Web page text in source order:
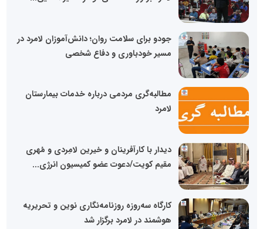
جودو برای سلامت روان؛ دانش‌آموزان لامرد در
مسیر خودباوری و دفاع شخصی
مطالبه‌گری مردمی درباره خدمات بیمارستان
لامرد
دیدار با کارآفرینان و خیرین لامِردی و مُهری
مقیم کویت/دعوت عضو کمیسیون انرژی...
کارگاه سه‌روزه روزنامه‌نگاری نوین و تحریریه
هوشمند در لامرد برگزار شد